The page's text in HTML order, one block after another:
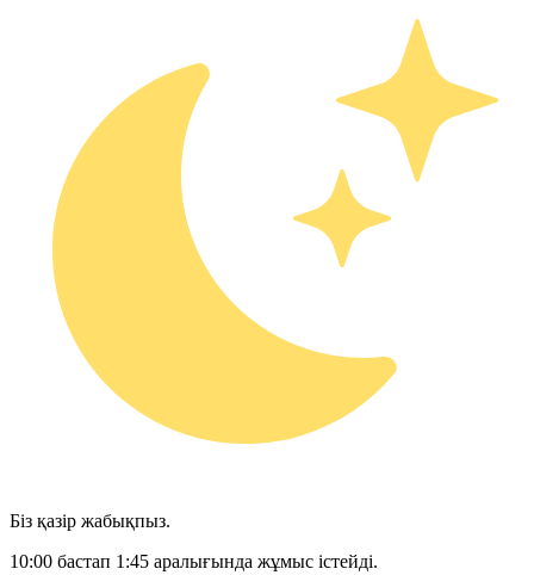
Біз қазір жабықпыз.
10:00 бастап 1:45 аралығында жұмыс істейді.